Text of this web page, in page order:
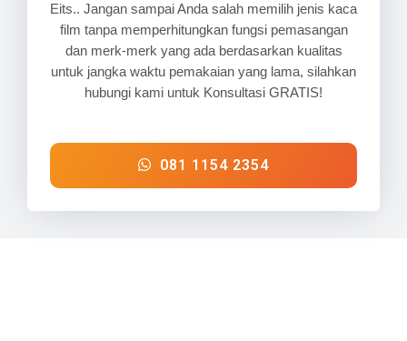
Eits.. Jangan sampai Anda salah memilih jenis kaca
film tanpa memperhitungkan fungsi pemasangan
dan merk-merk yang ada berdasarkan kualitas
untuk jangka waktu pemakaian yang lama, silahkan
hubungi kami untuk Konsultasi GRATIS!
081 1154 2354